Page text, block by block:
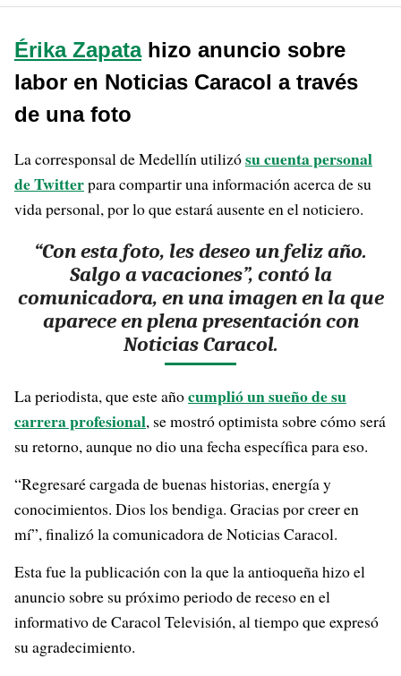
Érika Zapatahizo anuncio sobre
labor en Noticias Caracol a través
de una foto
La corresponsal de Medellín utilizósu cuenta personal
de Twitterpara compartir una información acerca de su
vida personal, por lo que estará ausente en el noticiero.
“Con esta foto, les deseo un feliz año.
Salgo a vacaciones”, contó la
comunicadora, en una imagen en la que
aparece en plena presentación con
Noticias Caracol.
La periodista, que este añocumplió un sueño de su
carrera profesional, se mostró optimista sobre cómo será
su retorno, aunque no dio una fecha específica para eso.
“Regresaré cargada de buenas historias, energía y
conocimientos. Dios los bendiga. Gracias por creer en
mí”, finalizó la comunicadora de Noticias Caracol.
Esta fue la publicación con la que la antioqueña hizo el
anuncio sobre su próximo periodo de receso en el
informativo de Caracol Televisión, al tiempo que expresó
su agradecimiento.